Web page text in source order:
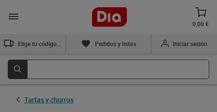
0,00 €
Pedidos y listas Iniciar sesión
Tartas y churros